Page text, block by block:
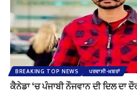
BREAKING TOP NEWS ਪਰਵਾਸੀ-ਖ਼ਬਰਾਂ
ਕੈਨੇਡਾ ‘ਚ ਪੰਜਾਬੀ ਨੌਜਵਾਨ ਦੀ ਦਿਲ ਦਾ